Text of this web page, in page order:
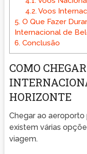
4.2.Voos
5.O Que Fazer
Internacional de
6.Conclusão
COMO
HORIZONTE
Chegar ao
existem várias
viagem.